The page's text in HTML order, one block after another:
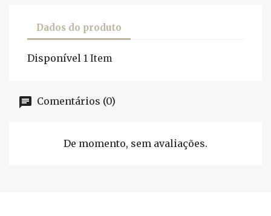
Dados do produto
Disponível 1 Item
Comentários (0)
De momento, sem avaliações.